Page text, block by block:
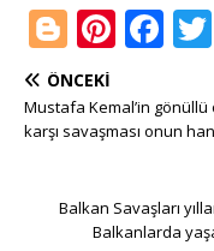
Bl
o
g
g
r
Pi
te
r
st
F
c
e
o
ÖNCEKI
Mustafa Kemal’in
karşı savaşması onun
Balkan Savaşları
Balkanlarda